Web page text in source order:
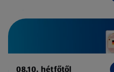
08.10. hétfőtől